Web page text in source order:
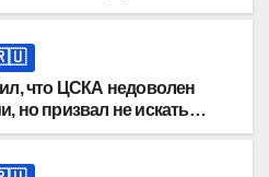
что ЦСКА недоволен
но призвал не искать